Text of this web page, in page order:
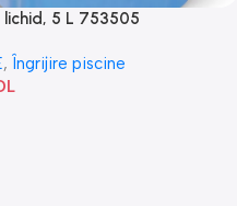
5 L 753505
, Îngrijire piscine